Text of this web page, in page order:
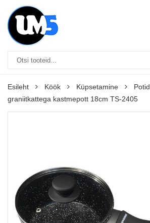
Esileht Köök Küpsetamine Potid
graniitkattega kastmepott 18cm TS-2405